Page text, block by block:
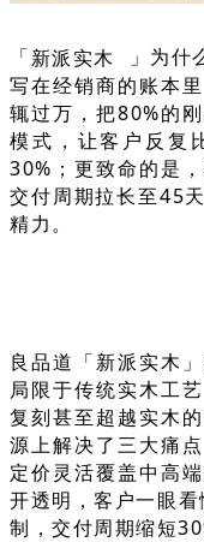
「新派实木
」为什
写在经销商的账本
辄过万，把80%的
模式，让客户反复
30%；更致命的是
交付周期拉长至45
精力。
良品道「新派实木
局限于传统实木工
复刻甚至超越实木
源上解决了三大痛
定价灵活覆盖中高
开透明，客户一眼
制，交付周期缩短